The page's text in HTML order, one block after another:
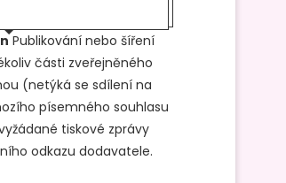
Publikování nebo šíření
části zveřejněného
(netýká se sdílení na
písemného souhlasu
tiskové zprávy
odkazu dodavatele.